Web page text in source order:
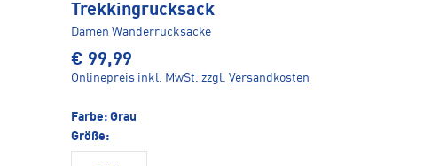
Trekkingrucksack
Damen Wanderrucksäcke
€ 99,99
Onlinepreis inkl. MwSt. zzgl. Versandkosten
Farbe: Grau
Größe: